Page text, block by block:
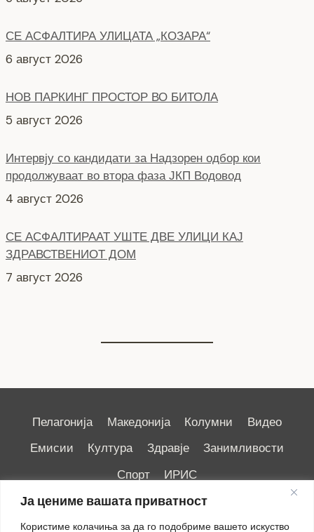
Ја цениме вашата приватност
Користиме колачиња за да го подобриме вашето искуство
НОВ ПАРКИНГ ПРОСТОР ВО БИТОЛА
Интервју со кандидати за Надзорен одбор кои
продолжуваат во втора фаза ЈКП Водовод
4 август 2026
СЕ АСФАЛТИРААТ УШТЕ ДВЕ УЛИЦИ КАЈ
ЗДРАВСТВEНИОТ ДОМ
7 август 2026
НОВ ПАРКИНГ ПРОСТОР ВО ЦЕНТАРОТ НА ГРАДОТ
Пелагонија Македонија Колумни
Видео
Емисии
Култура Здравје
Занимливости
Спорт
ИРИС